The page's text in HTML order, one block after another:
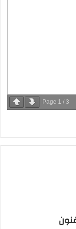
Page 1 / 3